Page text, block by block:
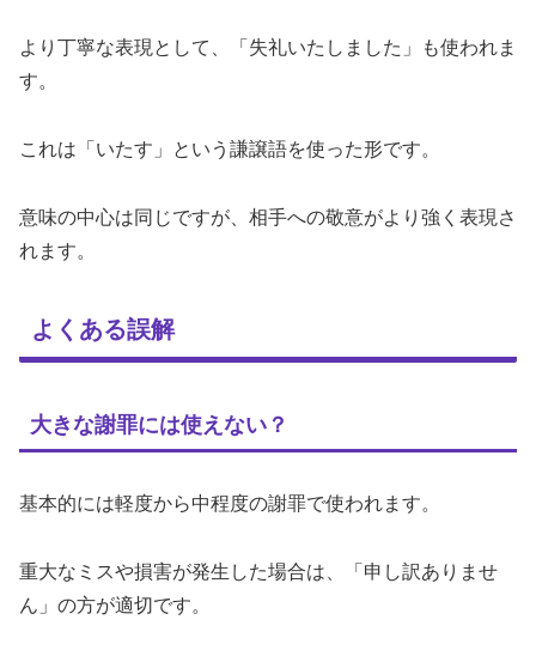
より丁寧な表現として、「失礼いたしました」も使われま
す。
これは「いたす」という謙譲語を使った形です。
意味の中心は同じですが、相手への敬意がより強く表現さ
れます。
よくある誤解
大きな謝罪には使えない？
基本的には軽度から中程度の謝罪で使われます。
重大なミスや損害が発生した場合は、「申し訳ありませ
ん」の方が適切です。